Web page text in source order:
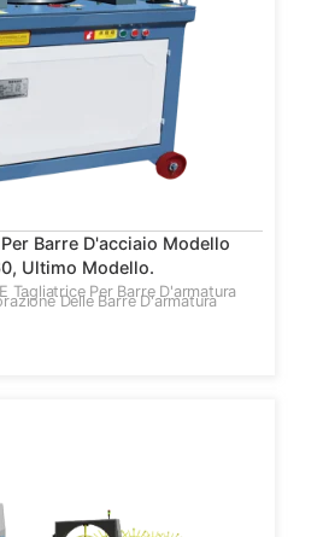
Barre D'acciaio Modello
Ultimo Modello.
Tagliatrice Per Barre D'armatura
Delle Barre D'armatura